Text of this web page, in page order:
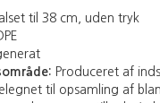
til 38 cm, uden tryk
Produceret af
til opsamling af